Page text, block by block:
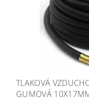
TLAKOVÁ
GUMOVÁ